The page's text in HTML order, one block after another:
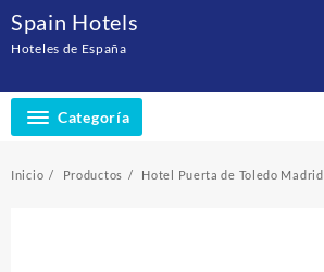
contenido
Spain Hotels
Hoteles de España
Categoría
Inicio Productos Hotel Puerta de Toledo Madrid